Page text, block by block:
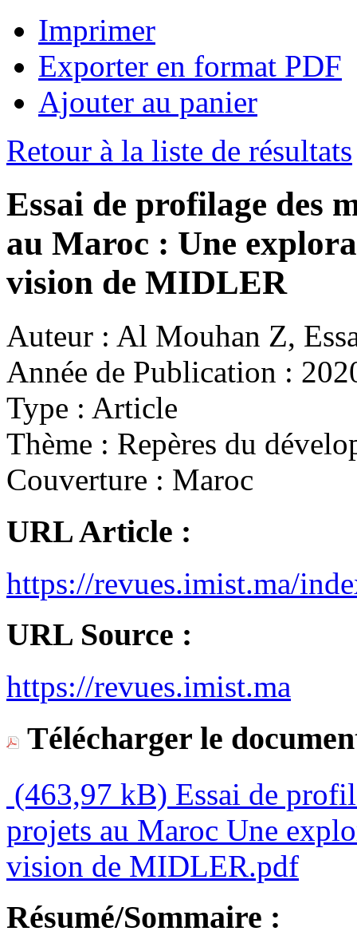
Imprimer
Exporter en format PDF
Ajouter au panier
Retour à la liste de résultats
Essai de profilage des
au Maroc : Une
vision de MIDLER
Auteur : Al Mouhan Z,
Année de Publication :
Type : Article
Thème : Repères du
Couverture : Maroc
URL Article :
https://revues.imist.ma/
URL Source :
https://revues.imist.ma
Télécharger le
(463,97 kB) Essai de
projets au Maroc Une
vision de MIDLER.pdf
Résumé/Sommaire :